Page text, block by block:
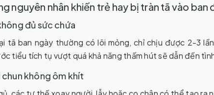
nguyên nhân khiến trẻ hay bị tràn tã vào ban
đủ sức chứa
tã ban ngày thường có lõi mỏng, chỉ chịu được 2-3
tiểu tích tụ vượt quá khả năng thấm hút sẽ dẫn đến
không ôm khít